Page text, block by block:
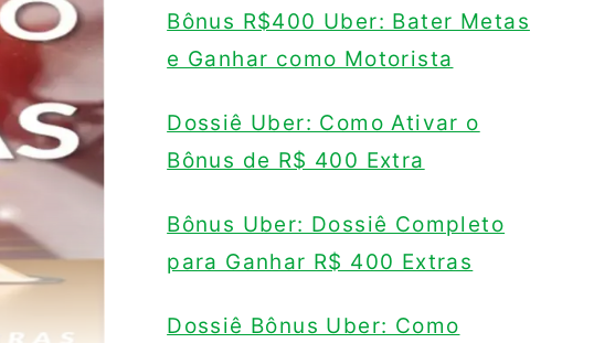
Bônus R$400 Uber: Bater Metas
e Ganhar como Motorista
Dossiê Uber: Como Ativar o
Bônus de R$ 400 Extra
Bônus Uber: Dossiê Completo
para Ganhar R$ 400 Extras
Dossiê Bônus Uber: Como